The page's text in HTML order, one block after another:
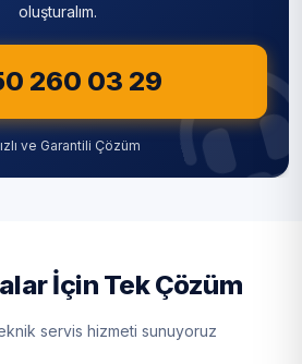
oluşturalım.
260 03 29
ve Garantili Çözüm
İçin Tek Çözüm
servis hizmeti sunuyoruz